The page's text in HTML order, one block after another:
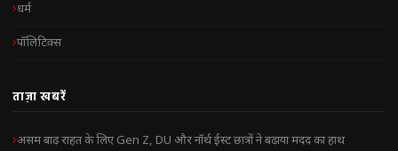
धर्म
पॉलिटिक्स
ताज़ा खबरें
असम बाढ़ राहत के लिए Gen Z, DU और नॉर्थ ईस्ट छात्रों ने बढ़ाया मदद का हाथ